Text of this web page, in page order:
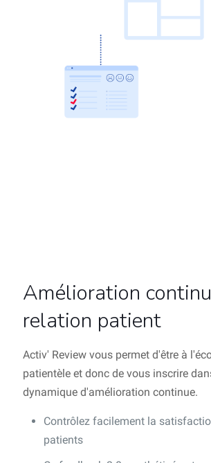
Amélioration
relation patient
Activ' Review vous permet d'être à
patientèle et donc de vous inscrire
dynamique d'amélioration continue.
Contrôlez facilement la
patients